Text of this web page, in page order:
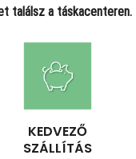
találsz a táskacenteren.
KEDVEZŐ
SZÁLLÍTÁS